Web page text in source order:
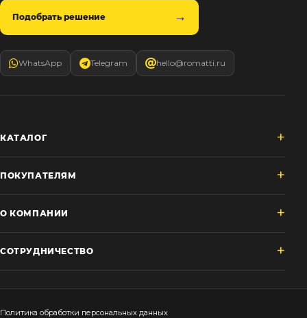
Подобрать решение
WhatsApp Telegram hello@romatti.ru
КАТАЛОГ
ПОКУПАТЕЛЯМ
О КОМПАНИИ
СОТРУДНИЧЕСТВО
Политика обработки персональных данных